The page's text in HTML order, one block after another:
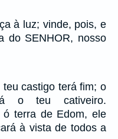
à luz; vinde, pois, e
do SENHOR, nosso
castigo terá fim; o
o teu cativeiro.
terra de Edom, ele
à vista de todos a